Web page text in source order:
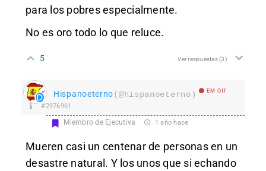
para los pobres especialmente.
No es oro todo lo que reluce.
5 Ver respuestas(3)
Hispanoeterno(@hispanoeterno) EM Off
#2976961
Miembro de Ejecutiva 1 año hace
Mueren casi un centenar de personas en un
desastre natural. Y los unos que si echando